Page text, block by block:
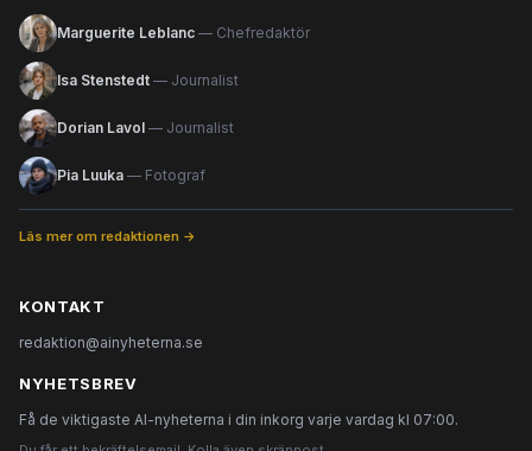
Marguerite Leblanc — Chefredaktör
Isa Stenstedt — Journalist
Dorian Lavol — Journalist
Pia Luuka — Fotograf
Läs mer om redaktionen →
KONTAKT
redaktion@ainyheterna.se
NYHETSBREV
Få de viktigaste AI-nyheterna i din inkorg varje vardag kl 07:00.